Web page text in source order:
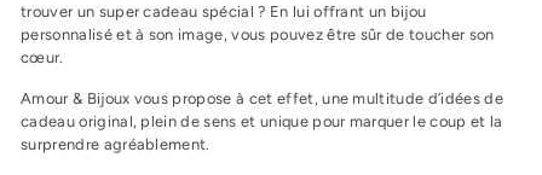
trouver un super cadeau spécial ? En lui offrant un bijou
personnalisé et à son image, vous pouvez être sûr de toucher son
cœur.
Amour & Bijoux vous propose à cet effet, une multitude d’idées de
cadeau original, plein de sens et unique pour marquer le coup et la
surprendre agréablement.